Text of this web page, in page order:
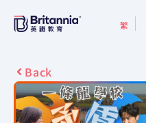
繁
最新活動
Back